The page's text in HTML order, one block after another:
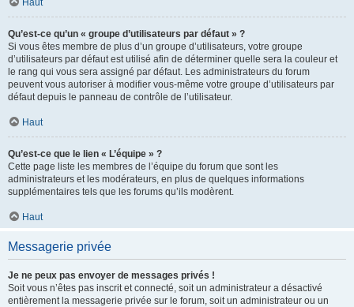
Haut
Qu’est-ce qu’un « groupe d’utilisateurs par défaut » ?
Si vous êtes membre de plus d’un groupe d’utilisateurs, votre groupe
d’utilisateurs par défaut est utilisé afin de déterminer quelle sera la couleur et
le rang qui vous sera assigné par défaut. Les administrateurs du forum
peuvent vous autoriser à modifier vous-même votre groupe d’utilisateurs par
défaut depuis le panneau de contrôle de l’utilisateur.
Haut
Qu’est-ce que le lien « L’équipe » ?
Cette page liste les membres de l’équipe du forum que sont les
administrateurs et les modérateurs, en plus de quelques informations
supplémentaires tels que les forums qu’ils modèrent.
Haut
Messagerie privée
Je ne peux pas envoyer de messages privés !
Soit vous n’êtes pas inscrit et connecté, soit un administrateur a désactivé
entièrement la messagerie privée sur le forum, soit un administrateur ou un